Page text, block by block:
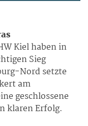
Kiel haben in
Sieg
Nord setzte
am
geschlossene
klaren Erfolg.